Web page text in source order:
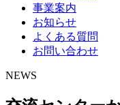
事業案内
お知らせ
よくある質問
お問い合わせ
NEWS